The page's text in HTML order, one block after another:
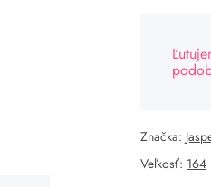
Značka:
Veľkosť: 164